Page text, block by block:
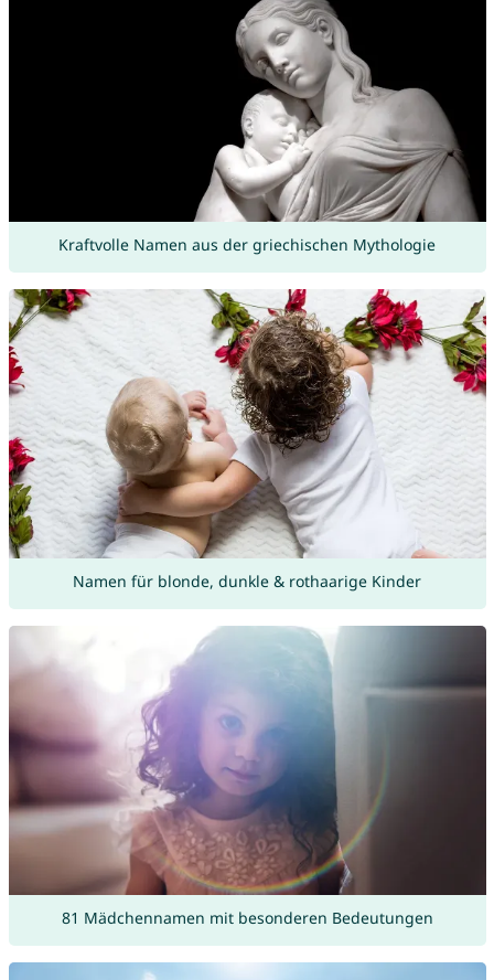
Kraftvolle Namen aus der griechischen Mythologie
Namen für blonde, dunkle & rothaarige Kinder
81 Mädchennamen mit besonderen Bedeutungen